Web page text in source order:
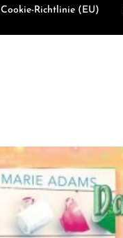
Cookie-Richtlinie (EU)